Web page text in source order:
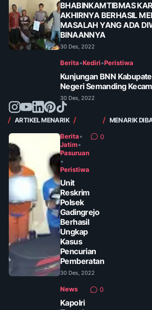
BHABINKAMTIBMAS
AKHIRNYA BERHASIL
MASALAH YANG ADA
BINAANNYA
30 Des, 2022
Berita•Kediri•Peristiwa
Kunjungan BNN
Negeri Semanding
30 Des, 2022
ARTIKEL MENARIK
Berita•
Jatim•
Pasuruan
•
Peristiwa
0
Unit
Reskrim
Polsek
Gadingrejo
Berhasil
Ungkap
Kasus
Pencurian
Pemberatan
30 Des, 2022
News 0
Kapolri
MENARIK